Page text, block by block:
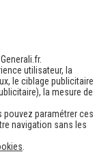
Documents
utilisateur, la
le ciblage publicitaire
), la mesure de
pouvez paramétrer ces
navigation sans les
.